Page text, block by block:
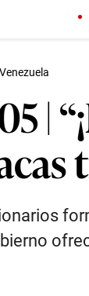
Venezuela
|